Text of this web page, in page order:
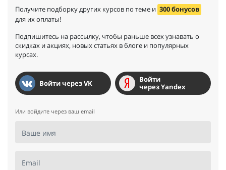
Получите подборку других курсов по теме и 300 бонусов
для их оплаты!
Подпишитесь на рассылку, чтобы раньше всех узнавать о
скидках и акциях, новых статьях в блоге и популярных
курсах.
Войти через VK
Войти
через Yandex
Или войдите через ваш email
Ваше имя
Email